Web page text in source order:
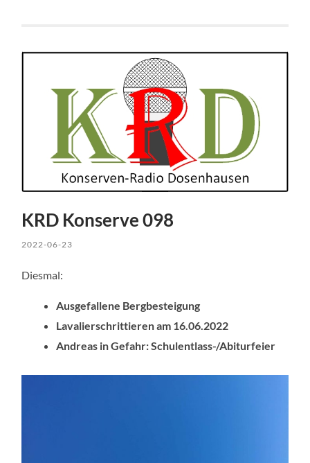
KRD Konserve 098
2022-06-23
Diesmal:
Ausgefallene Bergbesteigung
Lavalierschrittieren am 16.06.2022
Andreas in Gefahr: Schulentlass-/Abiturfeier